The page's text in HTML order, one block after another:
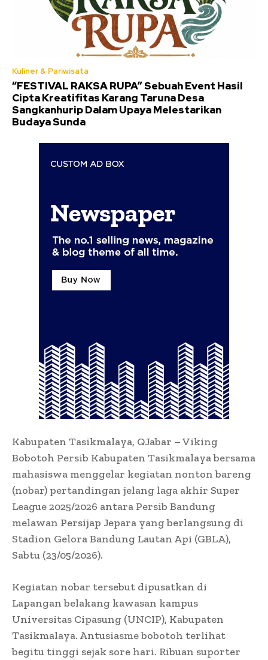
Kuliner & Pariwisata
“FESTIVAL RAKSA RUPA” Sebuah Event Hasil
Cipta Kreatifitas Karang Taruna Desa
Sangkanhurip Dalam Upaya Melestarikan
Budaya Sunda
Kabupaten Tasikmalaya, QJabar – Viking
Bobotoh Persib Kabupaten Tasikmalaya bersama
mahasiswa menggelar kegiatan nonton bareng
(nobar) pertandingan jelang laga akhir Super
League 2025/2026 antara Persib Bandung
melawan Persijap Jepara yang berlangsung di
Stadion Gelora Bandung Lautan Api (GBLA),
Sabtu (23/05/2026).
Kegiatan nobar tersebut dipusatkan di
Lapangan belakang kawasan kampus
Universitas Cipasung (UNCIP), Kabupaten
Tasikmalaya. Antusiasme bobotoh terlihat
begitu tinggi sejak sore hari. Ribuan suporter